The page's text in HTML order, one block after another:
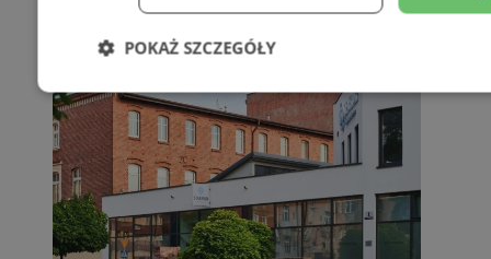
POKAŻ SZCZEGÓŁY
Niezbędne Wydajność